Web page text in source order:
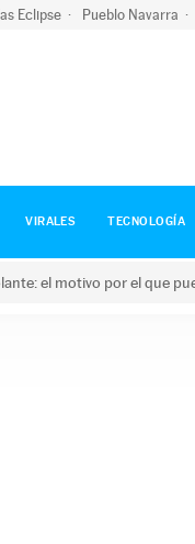
Eclipse Pueblo Navarra
VIRALES TECNOLOGÍA
el motivo por el que